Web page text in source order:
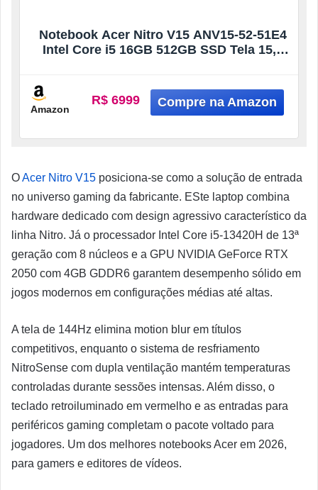
Notebook Acer Nitro V15 ANV15-52-51E4
Intel Core i5 16GB 512GB SSD Tela 15,6
Amazon
R$ 6999
OAcer Nitro V15 posiciona-se como a solução de entrada
no universo gaming da fabricante. ESte laptop combina
hardware dedicado com design agressivo característico da
linha Nitro. Já o processador Intel Core i5-13420H de 13ª
geração com 8 núcleos e a GPU NVIDIA GeForce RTX
2050 com 4GB GDDR6 garantem desempenho sólido em
jogos modernos em configurações médias até altas.
A tela de 144Hz elimina motion blur em títulos
competitivos, enquanto o sistema de resfriamento
NitroSense com dupla ventilação mantém temperaturas
controladas durante sessões intensas. Além disso, o
teclado retroiluminado em vermelho e as entradas para
periféricos gaming completam o pacote voltado para
jogadores. Um dos melhores notebooks Acer em 2026,
para gamers e editores de vídeos.